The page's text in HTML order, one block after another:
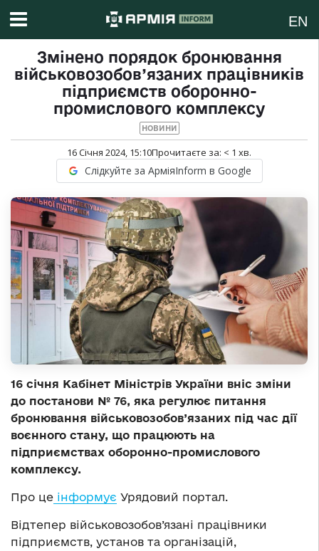
EN
Змінено порядок бронювання
військовозобов’язаних працівників
підприємств оборонно-
промислового комплексу
НОВИНИ
16 Січня 2024, 15:10Прочитаєте за: < 1 хв.
Слідкуйте за АрміяInform в Google
16 січня Кабінет Міністрів України вніс зміни
до постанови № 76, яка регулює питання
бронювання військовозобов’язаних під час дії
воєнного стану, що працюють на
підприємствах оборонно-промислового
комплексу.
Про це інформує Урядовий портал.
Відтепер військовозобов’язані працівники
підприємств, установ та організацій,